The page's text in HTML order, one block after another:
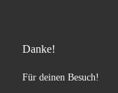
Danke!
Für deinen Besuch!